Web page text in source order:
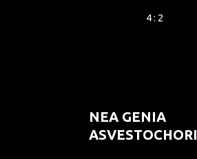
4 : 2
NEA GENIA
ASVESTOCHORI